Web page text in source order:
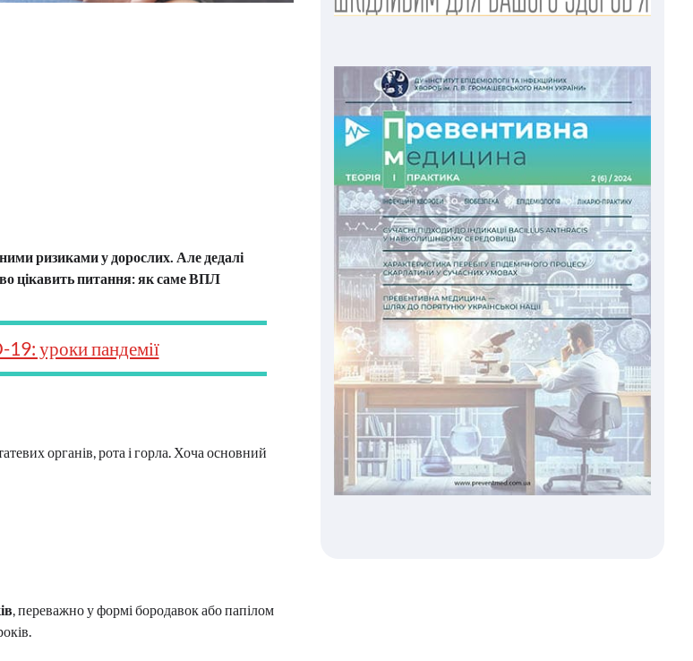
ризиками у дорослих. Але дедалі
цікавить питання: як саме ВПЛ
уроки пандемії
органів, рота і горла. Хоча основний
, переважно у формі бородавок або папілом